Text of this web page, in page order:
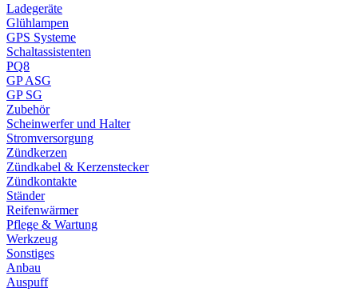
Ladegeräte
Glühlampen
GPS Systeme
Schaltassistenten
PQ8
GP ASG
GP SG
Zubehör
Scheinwerfer und Halter
Stromversorgung
Zündkerzen
Zündkabel & Kerzenstecker
Zündkontakte
Ständer
Reifenwärmer
Pflege & Wartung
Werkzeug
Sonstiges
Anbau
Auspuff